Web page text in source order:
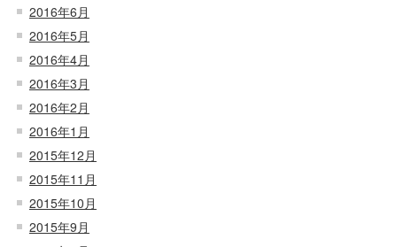
2016年6月
2016年5月
2016年4月
2016年3月
2016年2月
2016年1月
2015年12月
2015年11月
2015年10月
2015年9月